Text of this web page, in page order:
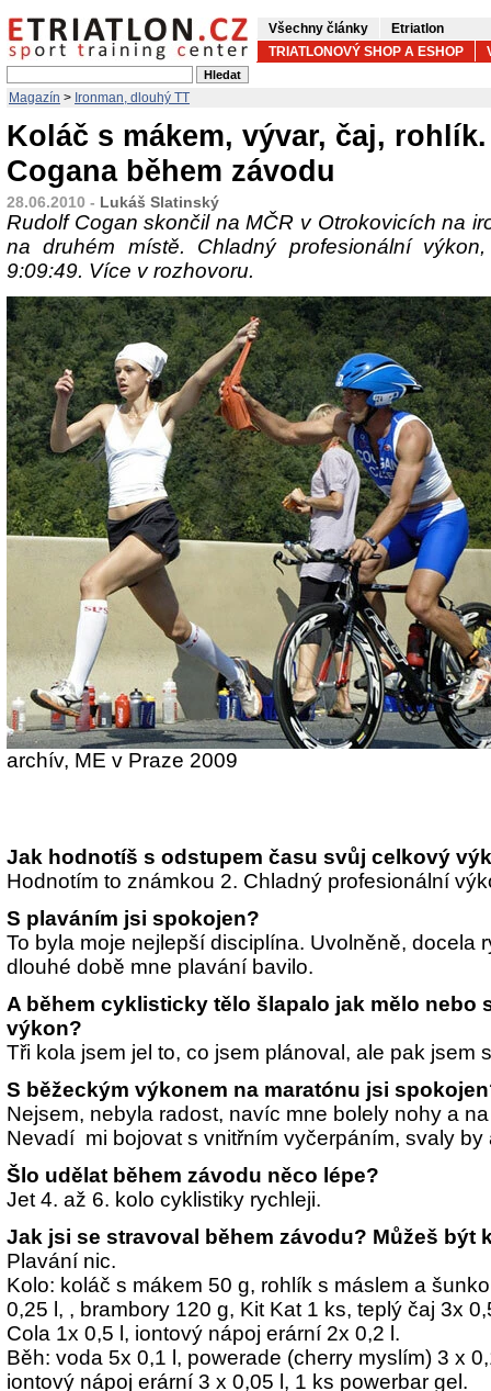
Všechny články
Etriatlon
TRIATLONOVÝ SHOP A ESHOP
Magazín > Ironman, dlouhý TT
Koláč s mákem, vývar, čaj,
Cogana během závodu
28.06.2010 - Lukáš Slatinský
Rudolf Cogan skončil na MČR v Otrokovicích na
na druhém místě. Chladný profesionální
9:09:49. Více v rozhovoru.
archív, ME v Praze 2009
Jak hodnotíš s odstupem času svůj celkový
Hodnotím to známkou 2. Chladný profesionální
S plaváním jsi spokojen?
To byla moje nejlepší disciplína. Uvolněně, docela
dlouhé době mne plavání bavilo.
A během cyklisticky tělo šlapalo jak mělo nebo
výkon?
Tři kola jsem jel to, co jsem plánoval, ale pak jsem
S běžeckým výkonem na maratónu jsi
Nejsem, nebyla radost, navíc mne bolely nohy a
Nevadí mi bojovat s vnitřním vyčerpáním, svaly by
Šlo udělat během závodu něco lépe?
Jet 4. až 6. kolo cyklistiky rychleji.
Jak jsi se stravoval během závodu? Můžeš být
Plavání nic.
Kolo: koláč s mákem 50 g, rohlík s máslem a
0,25 l, , brambory 120 g, Kit Kat 1 ks, teplý čaj 3x
Cola 1x 0,5 l, iontový nápoj erární 2x 0,2 l.
Běh: voda 5x 0,1 l, powerade (cherry myslím) 3 x
iontový nápoj erární 3 x 0,05 l, 1 ks powerbar gel.